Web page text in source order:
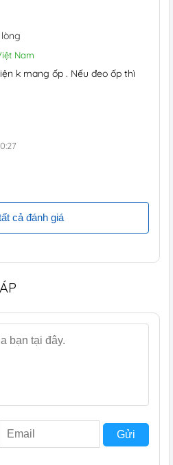
Nam
k mang ốp . Nếu đeo ốp thì
cả đánh giá
Gửi